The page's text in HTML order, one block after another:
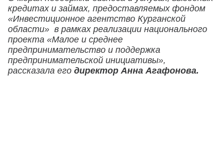
кредитах и займах, предоставляемых фондом
«Инвестиционное агентство Курганской
области» в рамках реализации национального
проекта «Малое и среднее
предпринимательство и поддержка
предпринимательской инициативы»,
рассказала его директор Анна Агафонова.